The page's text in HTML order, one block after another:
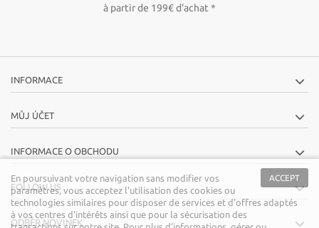
à partir de 199€ d'achat *
INFORMACE
MŮJ ÚČET
INFORMACE O OBCHODU
FOLLOW US
ODBĚR NOVINEK
ACCEPT
En poursuivant votre navigation sans modifier vos
paramètres, vous acceptez l'utilisation des cookies ou
technologies similaires pour disposer de services et d'offres adaptés
à vos centres d'intérêts ainsi que pour la sécurisation des